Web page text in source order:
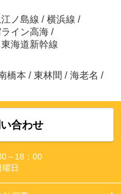
ノ島線 / 横浜線 /
イン高海 /
東海道新幹線
橋本 / 東林間 / 海老名 /
合わせ
～18：00
曜日